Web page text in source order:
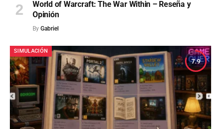
World of Warcraft: The War Within – Reseña y
Opinión
By Gabriel
7.9
SIMULACIÓN